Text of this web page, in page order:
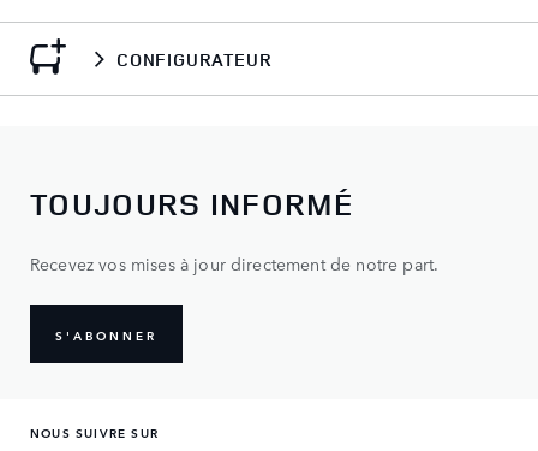
CONFIGURATEUR
TOUJOURS INFORMÉ
Recevez vos mises à jour directement de notre part.
S'ABONNER
NOUS SUIVRE SUR